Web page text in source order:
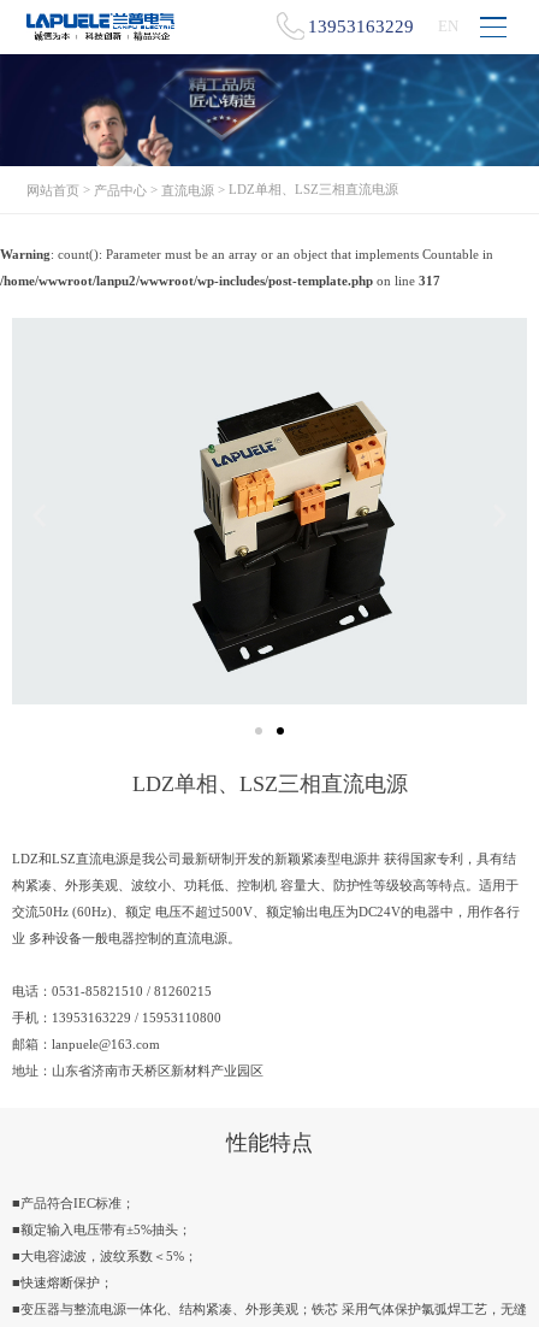
13953163229 EN
网站首页 > 产品中心 >直流电源 > LDZ单相、LSZ三相直流电源
Warning: count(): Parameter must be an array or an object that implements Countable in
/home/wwwroot/lanpu2/wwwroot/wp-includes/post-template.php on line 317
LDZ单相、LSZ三相直流电源
LDZ和LSZ直流电源是我公司最新研制开发的新颖紧凑型电源井 获得国家专利，具有结
构紧凑、外形美观、波纹小、功耗低、控制机 容量大、防护性等级较高等特点。适用于
交流50Hz (60Hz)、额定 电压不超过500V、额定输出电压为DC24V的电器中，用作各行
业 多种设备一般电器控制的直流电源。
电话：0531-85821510 / 81260215
手机：13953163229 / 15953110800
邮箱： lanpuele@163.com
地址：山东省济南市天桥区新材料产业园区
性能特点
■产品符合IEC标准；
■额定输入电压带有±5%抽头；
■大电容滤波，波纹系数＜5%；
■快速熔断保护；
■变压器与整流电源一体化、结构紧凑、外形美观；铁芯 采用气体保护氯弧焊工艺，无缝